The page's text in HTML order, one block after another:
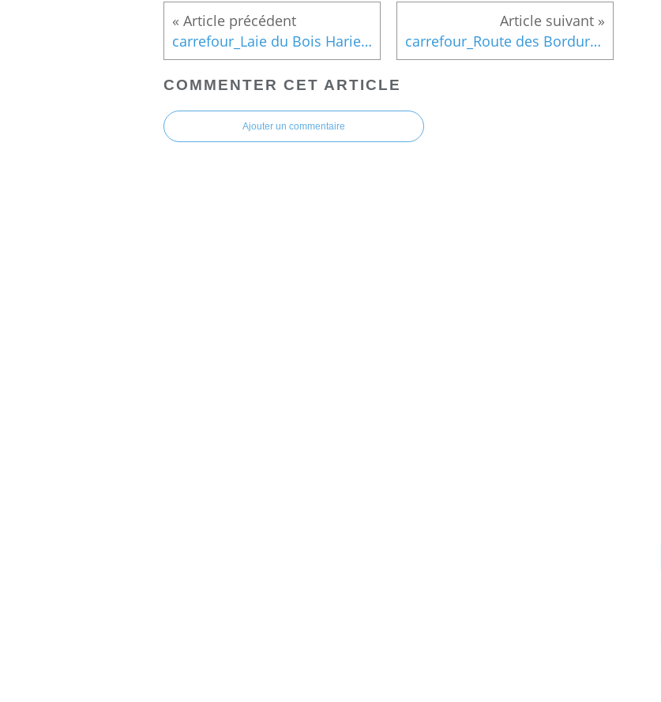
carrefour_Laie du Bois Hariez_Laie des Ecureuils carrefour_Route des Bordures de Taillefontaine_Laie de Taillefontaine
COMMENTER CET ARTICLE
Ajouter un commentaire